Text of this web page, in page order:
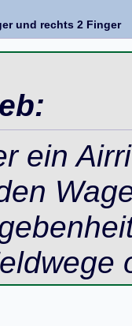
und rechts 2 Finger
ein